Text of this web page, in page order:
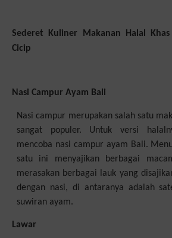
Sederet Kuliner Makanan Halal
Cicip
Nasi Campur Ayam Bali
Nasi campur merupakan salah satu
sangat populer. Untuk versi
mencoba nasi campur ayam Bali.
satu ini menyajikan berbagai
merasakan berbagai lauk yang
dengan nasi, di antaranya adalah
suwiran ayam.
Lawar